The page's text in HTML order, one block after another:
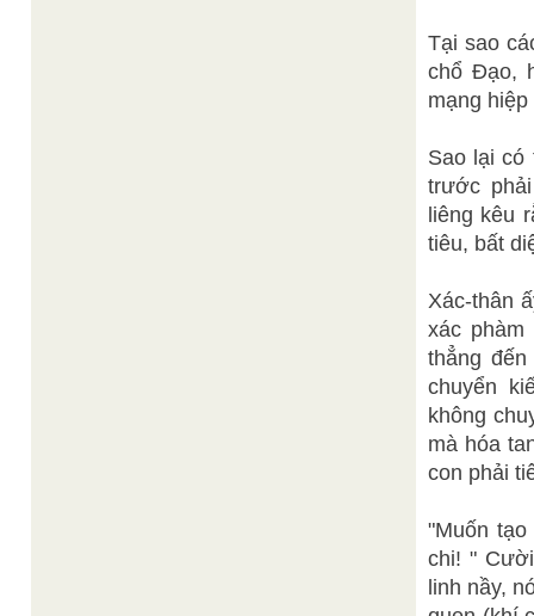
Tại sao
chổ Đạo,
mạng
Sao lại có
trước
liêng kêu
tiêu, bất
Xác-thân
xác phàm
thẳng
chuyển
không
mà hóa
con phải
"Muốn
chi! "
linh nầy,